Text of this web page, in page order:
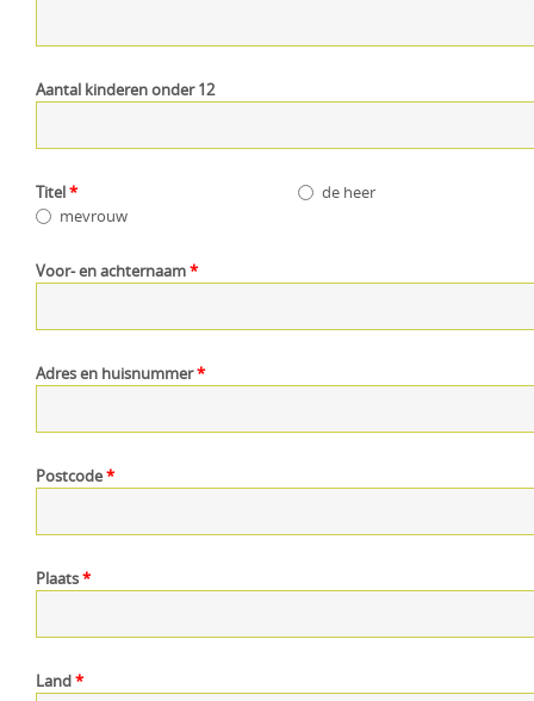
Aantal kinderen onder 12
Titel*
de heer
mevrouw
Voor- en achternaam*
Adres en huisnummer*
Postcode*
Plaats*
Land*